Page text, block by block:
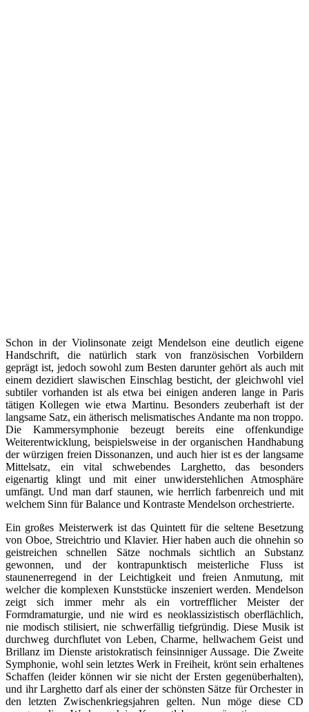
Schon in der Violinsonate zeigt Mendelson eine deutlich eigene
Handschrift, die natürlich stark von französischen Vorbildern
geprägt ist, jedoch sowohl zum Besten darunter gehört als auch mit
einem dezidiert slawischen Einschlag besticht, der gleichwohl viel
subtiler vorhanden ist als etwa bei einigen anderen lange in Paris
tätigen Kollegen wie etwa Martinu. Besonders zeuberhaft ist der
langsame Satz, ein ätherisch melismatisches Andante ma non troppo.
Die Kammersymphonie bezeugt bereits eine offenkundige
Weiterentwicklung, beispielsweise in der organischen Handhabung
der würzigen freien Dissonanzen, und auch hier ist es der langsame
Mittelsatz, ein vital schwebendes Larghetto, das besonders
eigenartig klingt und mit einer unwiderstehlichen Atmosphäre
umfängt. Und man darf staunen, wie herrlich farbenreich und mit
welchem Sinn für Balance und Kontraste Mendelson orchestrierte.
Ein großes Meisterwerk ist das Quintett für die seltene Besetzung
von Oboe, Streichtrio und Klavier. Hier haben auch die ohnehin so
geistreichen schnellen Sätze nochmals sichtlich an Substanz
gewonnen, und der kontrapunktisch meisterliche Fluss ist
staunenerregend in der Leichtigkeit und freien Anmutung, mit
welcher die komplexen Kunststücke inszeniert werden. Mendelson
zeigt sich immer mehr als ein vortrefflicher Meister der
Formdramaturgie, und nie wird es neoklassizistisch oberflächlich,
nie modisch stilisiert, nie schwerfällig tiefgründig. Diese Musik ist
durchweg durchflutet von Leben, Charme, hellwachem Geist und
Brillanz im Dienste aristokratisch feinsinniger Aussage. Die Zweite
Symphonie, wohl sein letztes Werk in Freiheit, krönt sein erhaltenes
Schaffen (leider können wir sie nicht der Ersten gegenüberhalten),
und ihr Larghetto darf als einer der schönsten Sätze für Orchester in
den letzten Zwischenkriegsjahren gelten. Nun möge diese CD